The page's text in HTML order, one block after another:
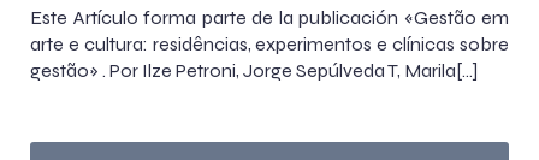
Este Artículo forma parte de la publicación «Gestão em
arte e cultura: residências, experimentos e clínicas sobre
gestão» . Por Ilze Petroni, Jorge Sepúlveda T, Marila[…]